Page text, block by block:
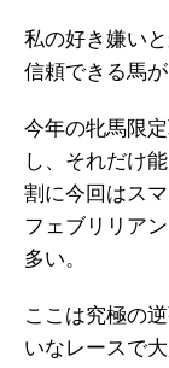
私の好き嫌い
信頼できる馬
今年の牝馬限
し、それだけ
割に今回はス
フェブリリア
多い。
ここは究極の
いなレースで